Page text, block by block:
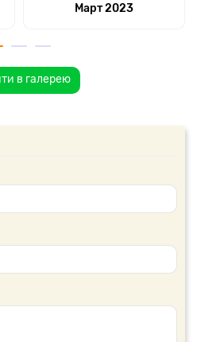
Март 2023
в галерею